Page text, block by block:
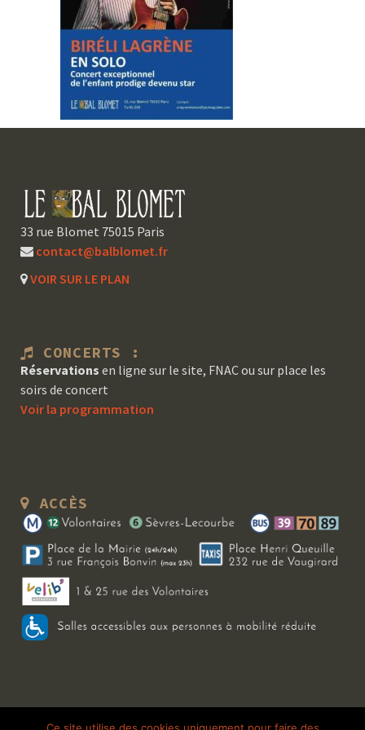
33 rue Blomet 75015 Paris
contact@balblomet.fr
VOIR SUR LE PLAN
CONCERTS :
Réservations en ligne sur le site, FNAC ou sur place les
soirs de concert
Voir la programmation
ACCÈS
Copyright 2026 Le Bal Blomet | Tous droits réservés | Mentions légales